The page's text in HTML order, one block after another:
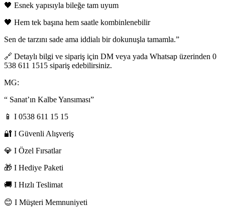
🖤 Esnek yapısıyla bileğe tam uyum
🖤 Hem tek başına hem saatle kombinlenebilir
Sen de tarzını sade ama iddialı bir dokunuşla tamamla.”
🔗 Detaylı bilgi ve sipariş için DM veya yada Whatsap üzerinden 0
538 611 1515 sipariş edebilirsiniz.
MG:
“ Sanat’ın Kalbe Yansıması”
📱 I 0538 611 15 15
🔐 I Güvenli Alışveriş
💎 I Özel Fırsatlar
🎁 I Hediye Paketi
🚚 I Hızlı Teslimat
😊 I Müşteri Memnuniyeti